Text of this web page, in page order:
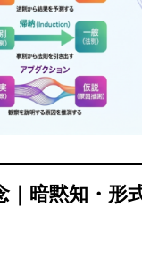
｜暗黙知・形